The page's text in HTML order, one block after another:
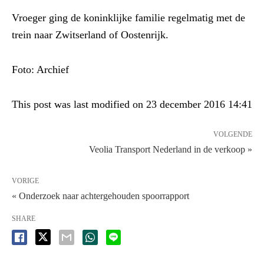
Vroeger ging de koninklijke familie regelmatig met de
trein naar Zwitserland of Oostenrijk.
Foto: Archief
This post was last modified on 23 december 2016 14:41
VOLGENDE
Veolia Transport Nederland in de verkoop »
VORIGE
« Onderzoek naar achtergehouden spoorrapport
SHARE